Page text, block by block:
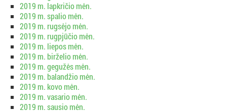
2019 m. lapkričio mėn.
2019 m. spalio mėn.
2019 m. rugsėjo mėn.
2019 m. rugpjūčio mėn.
2019 m. liepos mėn.
2019 m. birželio mėn.
2019 m. gegužės mėn.
2019 m. balandžio mėn.
2019 m. kovo mėn.
2019 m. vasario mėn.
2019 m. sausio mėn.